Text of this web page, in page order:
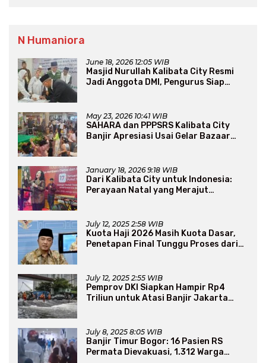
N Humaniora
June 18, 2026 12:05 WIB
Masjid Nurullah Kalibata City Resmi
Jadi Anggota DMI, Pengurus Siap
May 23, 2026 10:41 WIB
SAHARA dan PPPSRS Kalibata City
Banjir Apresiasi Usai Gelar Bazaar
January 18, 2026 9:18 WIB
Dari Kalibata City untuk Indonesia:
Perayaan Natal yang Merajut
July 12, 2025 2:58 WIB
Kuota Haji 2026 Masih Kuota Dasar,
Penetapan Final Tunggu Proses dari
July 12, 2025 2:55 WIB
Pemprov DKI Siapkan Hampir Rp4
Triliun untuk Atasi Banjir Jakarta
July 8, 2025 8:05 WIB
Banjir Timur Bogor: 16 Pasien RS
Permata Dievakuasi, 1.312 Warga